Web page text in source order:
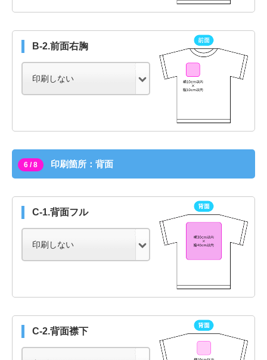
B-2.前面右胸
6 / 8 印刷箇所：背面
C-1.背面フル
C-2.背面襟下